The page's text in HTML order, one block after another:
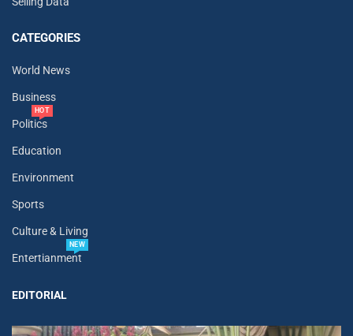
CATEGORIES
World News
Business
Politics
HOT
Education
Environment
Sports
Culture & Living
Entertianment
NEW
EDITORIAL